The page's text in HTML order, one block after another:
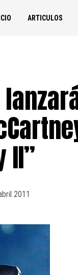
ARTICULOS
II”
2011